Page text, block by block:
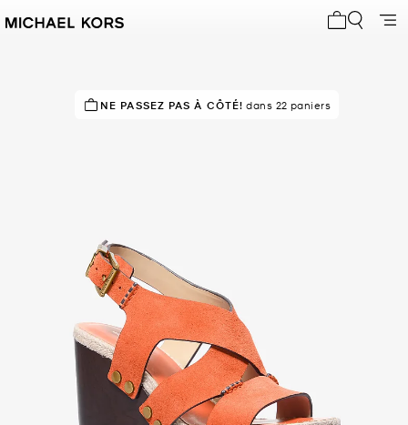
EN DEMANDE !7 vendus
NE PASSEZ PAS À CÔTÉ! dans 22 paniers